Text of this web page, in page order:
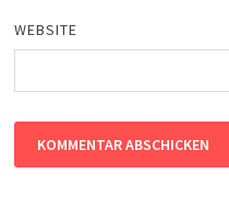
WEBSITE